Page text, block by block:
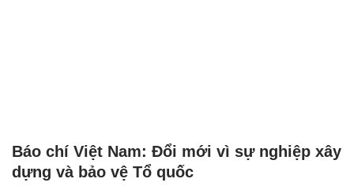
Báo chí Việt Nam: Đổi mới vì sự nghiệp xây
dựng và bảo vệ Tổ quốc